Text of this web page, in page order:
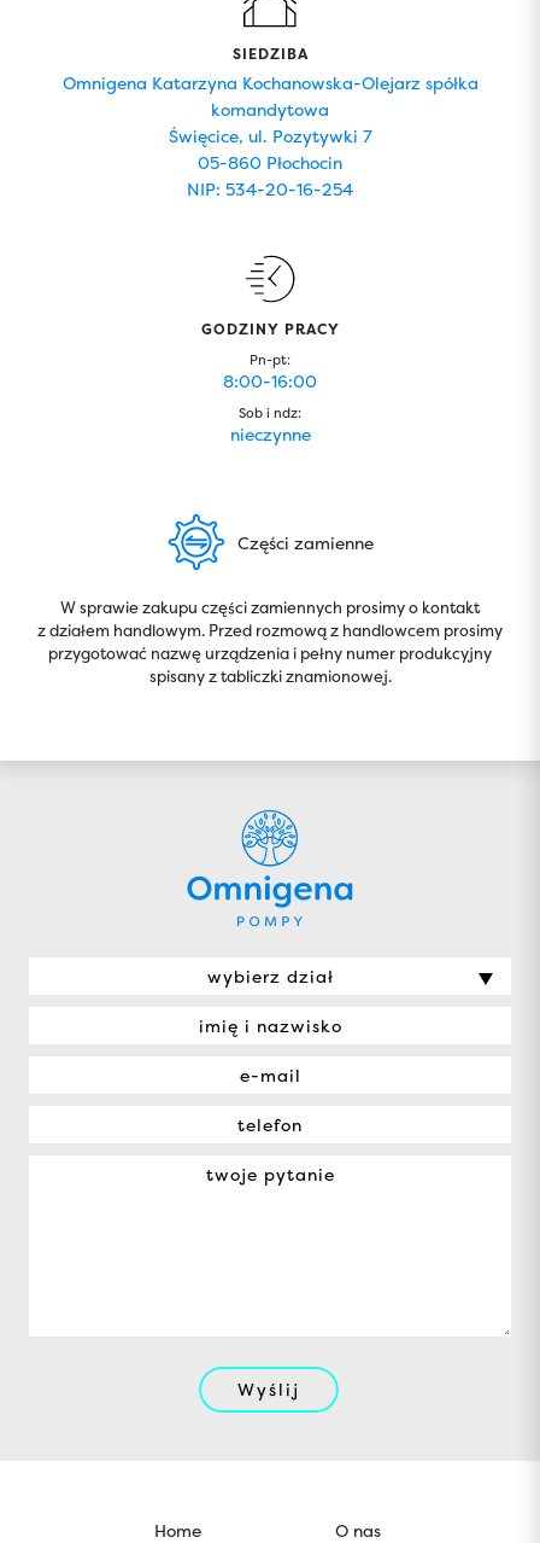
SIEDZIBA
Omnigena Katarzyna Kochanowska-Olejarz spółka
komandytowa
Święcice, ul. Pozytywki 7
05-860 Płochocin
NIP: 534-20-16-254
GODZINY PRACY
Pn-pt:
8:00-16:00
Sob i ndz:
nieczynne
Części zamienne
W sprawie zakupu części zamiennych prosimy o kontakt
z działem handlowym. Przed rozmową z handlowcem prosimy
przygotować nazwę urządzenia i pełny numer produkcyjny
spisany z tabliczki znamionowej.
wybierz dział
Wyślij
Home O nas